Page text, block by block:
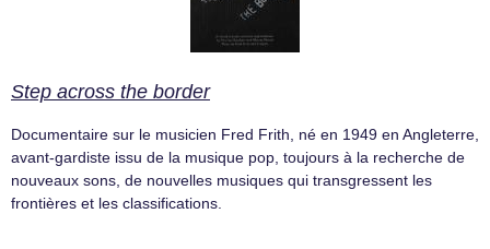
Step across the border
Documentaire sur le musicien Fred Frith, né en 1949 en Angleterre,
avant-gardiste issu de la musique pop, toujours à la recherche de
nouveaux sons, de nouvelles musiques qui transgressent les
frontières et les classifications.